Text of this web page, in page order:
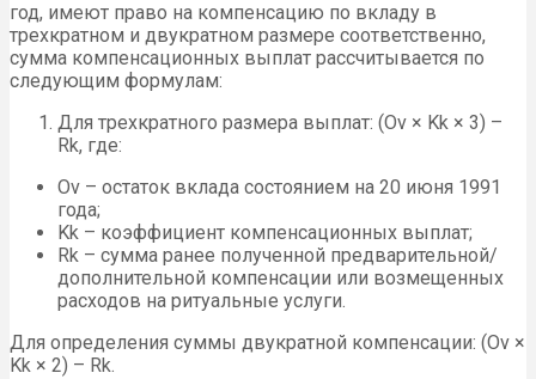
год, имеют право на компенсацию по вкладу в
трехкратном и двукратном размере соответственно,
сумма компенсационных выплат рассчитывается по
следующим формулам:
Для трехкратного размера выплат: (Ov × Kk × 3) –
Rk, где:
Ov – остаток вклада состоянием на 20 июня 1991
года;
Kk – коэффициент компенсационных выплат;
Rk – сумма ранее полученной предварительной/
дополнительной компенсации или возмещенных
расходов на ритуальные услуги.
Для определения суммы двукратной компенсации: (Ov ×
Kk × 2) – Rk.